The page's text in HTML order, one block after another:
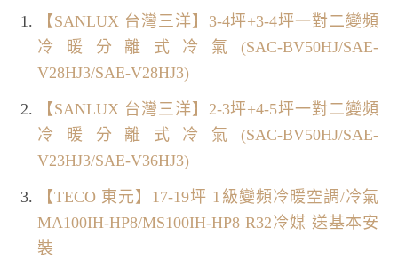
【SANLUX 台灣三洋】3-4坪+3-4坪一對二變頻
冷暖分離式冷氣(SAC-BV50HJ/SAE-
V28HJ3/SAE-V28HJ3)
【SANLUX 台灣三洋】2-3坪+4-5坪一對二變頻
冷暖分離式冷氣(SAC-BV50HJ/SAE-
V23HJ3/SAE-V36HJ3)
【TECO 東元】17-19坪 1級變頻冷暖空調/冷氣
MA100IH-HP8/MS100IH-HP8 R32冷媒 送基本安
裝